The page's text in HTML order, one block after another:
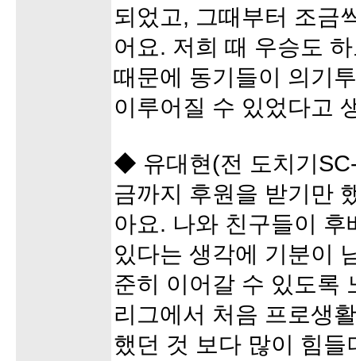
되었고, 그때부터 조금
어요. 저희 때 우승도
때문에 동기들이 의기
이루어질 수 있었다고
◆ 유대현(전 도치기
금까지 후원을 받기만
아요. 나와 친구들이
있다는 생각에 기분이
준히 이어갈 수 있도록
리그에서 처음 프로생
했던 것 보다 많이 힘